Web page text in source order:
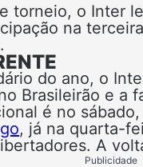
torneio, o Inter
na
do ano, o
Brasileirão e a
é no
, já na quarta-
A
Publicidade